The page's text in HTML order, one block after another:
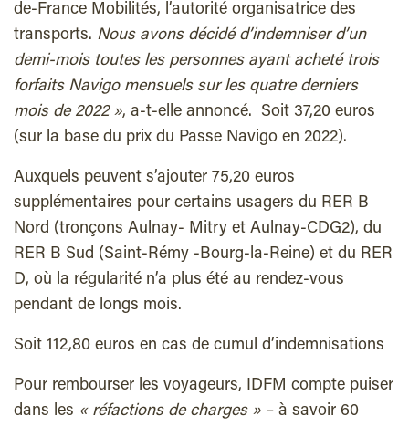
de-France Mobilités, l’autorité organisatrice des
transports. Nous avons décidé d’indemniser d’un
demi-mois toutes les personnes ayant acheté trois
forfaits Navigo mensuels sur les quatre derniers
mois de 2022 », a-t-elle annoncé. Soit 37,20 euros
(sur la base du prix du Passe Navigo en 2022).
Auxquels peuvent s’ajouter 75,20 euros
supplémentaires pour certains usagers du RER B
Nord (tronçons Aulnay- Mitry et Aulnay-CDG2), du
RER B Sud (Saint-Rémy -Bourg-la-Reine) et du RER
D, où la régularité n’a plus été au rendez-vous
pendant de longs mois.
Soit 112,80 euros en cas de cumul d’indemnisations
Pour rembourser les voyageurs, IDFM compte puiser
dans les « réfactions de charges » – à savoir 60